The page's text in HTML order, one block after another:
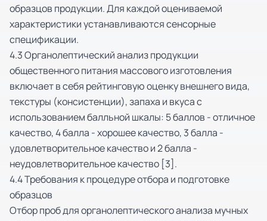
образцов продукции. Для каждой оцениваемой
характеристики устанавливаются сенсорные
спецификации.
4.3 Органолептический анализ продукции
общественного питания массового изготовления
включает в себя рейтинговую оценку внешнего вида,
текстуры (консистенции), запаха и вкуса с
использованием балльной шкалы: 5 баллов - отличное
качество, 4 балла - хорошее качество, 3 балла -
удовлетворительное качество и 2 балла -
неудовлетворительное качество [3].
4.4 Требования к процедуре отбора и подготовке
образцов
Отбор проб для органолептического анализа мучных